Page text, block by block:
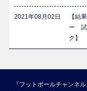
2021年08月02日
【結
ー 試
ク】
『フットボールチャンネ